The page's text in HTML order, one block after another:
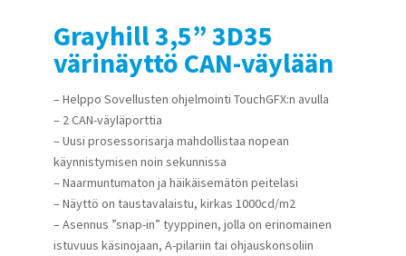
Grayhill 3,5” 3D35
värinäyttö CAN-väylään
– Helppo Sovellusten ohjelmointi TouchGFX:n avulla
– 2 CAN-väyläporttia
– Uusi prosessorisarja mahdollistaa nopean
käynnistymisen noin sekunnissa
– Naarmuntumaton ja häikäisemätön peitelasi
– Näyttö on taustavalaistu, kirkas 1000cd/m2
– Asennus ”snap-in” tyyppinen, jolla on erinomainen
istuvuus käsinojaan, A-pilariin tai ohjauskonsoliin